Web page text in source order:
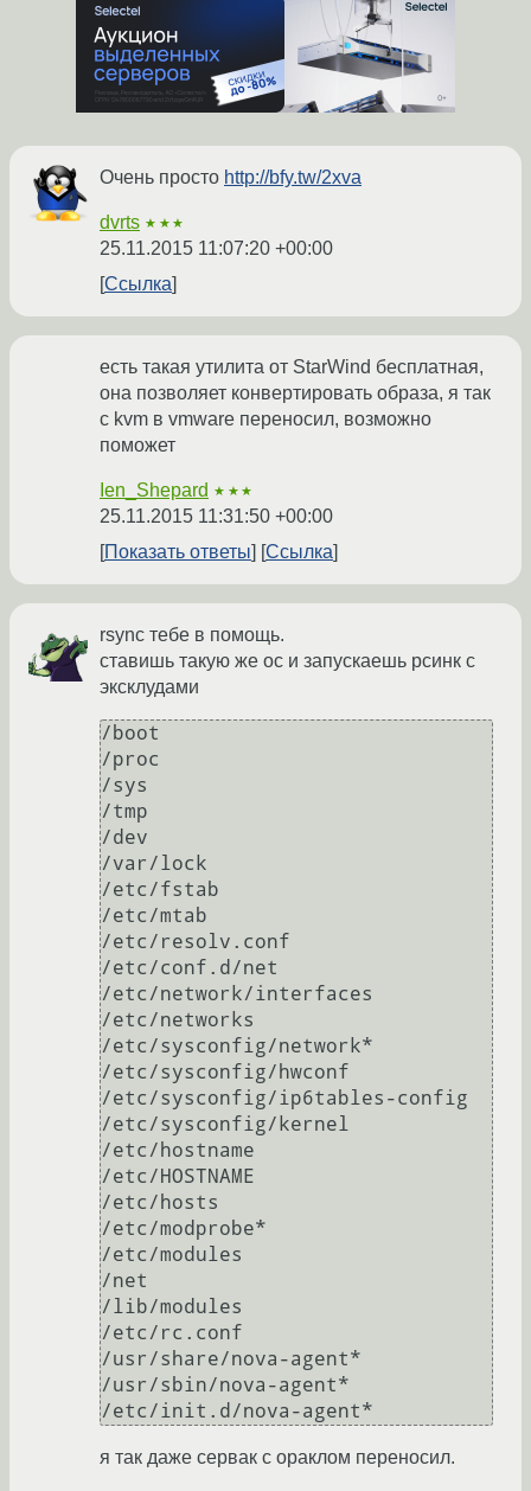
Очень просто http://bfy.tw/2xva
dvrts ★★★
25.11.2015 11:07:20 +00:00
Ссылка
есть такая утилита от StarWind бесплатная,
она позволяет конвертировать образа, я так
с kvm в vmware переносил, возможно
поможет
Ien_Shepard ★★★
25.11.2015 11:31:50 +00:00
Показать ответы
Ссылка
rsync тебе в помощь.
ставишь такую же ос и запускаешь рсинк с
эксклудами
/boot
/proc
/sys
/tmp
/dev
/var/lock
/etc/fstab
/etc/mtab
/etc/resolv.conf
/etc/conf.d/net
/etc/network/interfaces
/etc/networks
/etc/sysconfig/network*
/etc/sysconfig/hwconf
/etc/sysconfig/ip6tables-config
/etc/sysconfig/kernel
/etc/hostname
/etc/HOSTNAME
/etc/hosts
/etc/modprobe*
/etc/modules
/net
/lib/modules
/etc/rc.conf
/usr/share/nova-agent*
/usr/sbin/nova-agent*
/etc/init.d/nova-agent*
я так даже сервак с ораклом переносил.